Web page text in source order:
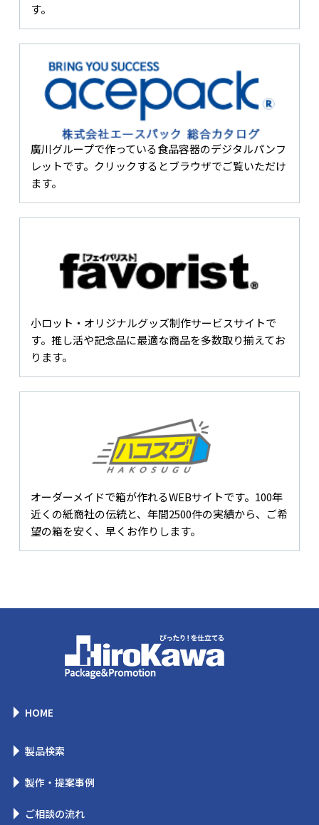
す。
廣川グループで作っている食品容器のデジタルパンフ
レットです。クリックするとブラウザでご覧いただけ
ます。
小ロット・オリジナルグッズ制作サービスサイトで
す。推し活や記念品に最適な商品を多数取り揃えてお
ります。
オーダーメイドで箱が作れるWEBサイトです。100年
近くの紙商社の伝統と、年間2500件の実績から、ご希
望の箱を安く、早くお作りします。
HOME
製品検索
製作・提案事例
ご相談の流れ